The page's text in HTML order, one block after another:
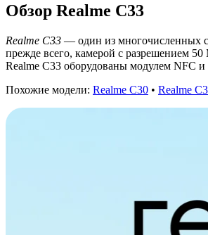
Обзор Realme C33
Realme C33 — один из многочисленных
прежде всего, камерой с разрешением
Realme C33 оборудованы модулем NFC
Похожие модели: Realme C30 • Realme